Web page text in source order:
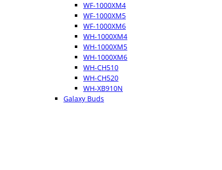
WF-1000XM4
WF-1000XM5
WF-1000XM6
WH-1000XM4
WH-1000XM5
WH-1000XM6
WH-CH510
WH-CH520
WH-XB910N
Galaxy Buds